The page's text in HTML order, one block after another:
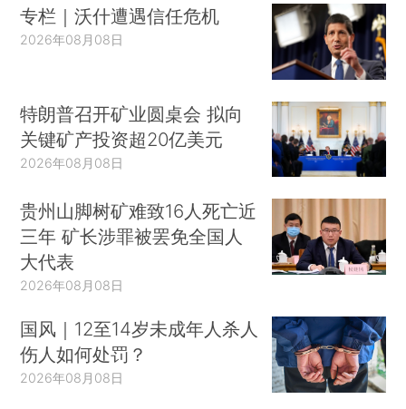
专栏｜沃什遭遇信任危机
2026年08月08日
特朗普召开矿业圆桌会 拟向
关键矿产投资超20亿美元
2026年08月08日
贵州山脚树矿难致16人死亡近
三年 矿长涉罪被罢免全国人
大代表
2026年08月08日
国风｜12至14岁未成年人杀人
伤人如何处罚？
2026年08月08日